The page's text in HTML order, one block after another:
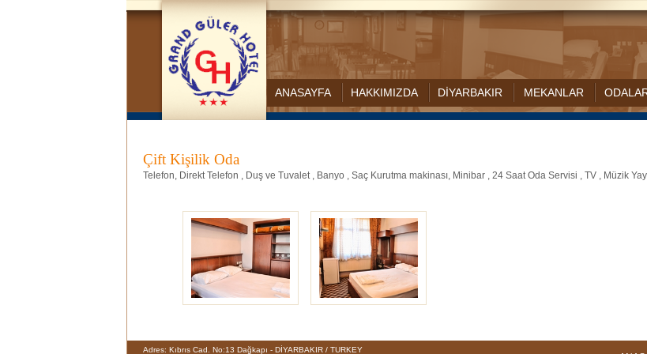
ANASAYFA HAKKIMIZDA DİYARBAKIR MEKANLAR
Çift Kişilik Oda
Telefon, Direkt Telefon , Duş ve Tuvalet , Banyo , Saç Kurutma makinası, Minibar , 24 Saat Oda Servisi , TV , Müzik
Adres: Kıbrıs Cad. No:13 Dağkapı - DİYARBAKIR / TURKEY